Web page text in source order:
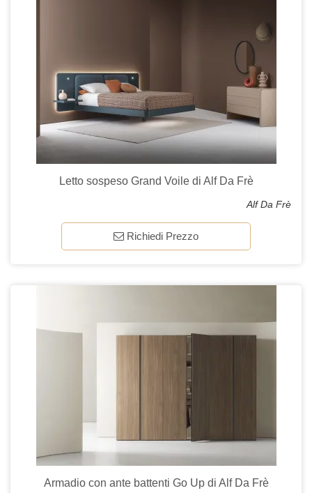
Letto sospeso Grand Voile di Alf Da Frè
Alf Da Frè
Richiedi Prezzo
Armadio con ante battenti Go Up di Alf Da Frè